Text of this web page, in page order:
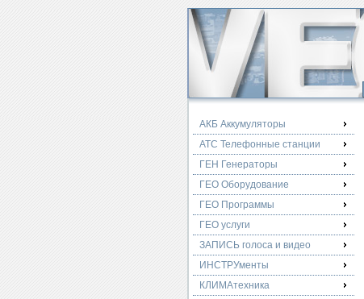
АКБ Аккумуляторы
АТС Телефонные станции
ГЕН Генераторы
ГЕО Оборудование
ГЕО Программы
ГЕО услуги
ЗАПИСЬ голоса и видео
ИНСТРУменты
КЛИМАтехника